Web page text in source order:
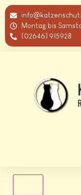
Montag bis
(02646) 915928